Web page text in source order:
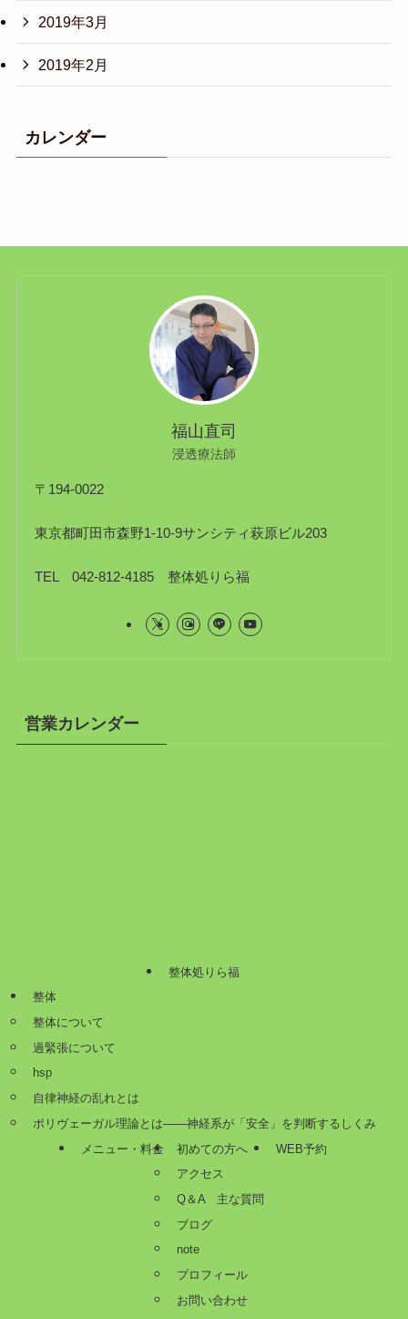
2019年3月
2019年2月
カレンダー
福山直司
浸透療法師
〒194-0022
東京都町田市森野1-10-9サンシティ萩原ビル203
TEL 042-812-4185 整体処りら福
営業カレンダー
整体処りら福
整体
整体について
過緊張について
hsp
自律神経の乱れとは
ポリヴェーガル理論とは——神経系が「安全」を判断するしくみ
メニュー・料金
初めての方へ
アクセス
Q＆A 主な質問
ブログ
note
プロフィール
お問い合わせ
WEB予約